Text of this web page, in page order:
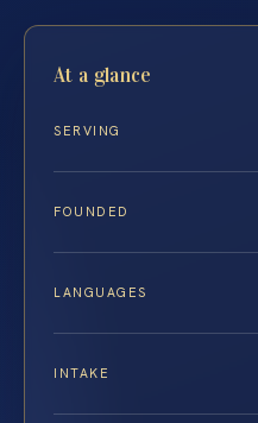
At a glance
SERVING
FOUNDED
LANGUAGES
INTAKE